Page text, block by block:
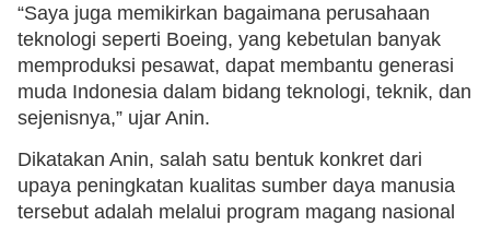
“Saya juga memikirkan bagaimana perusahaan
teknologi seperti Boeing, yang kebetulan banyak
memproduksi pesawat, dapat membantu generasi
muda Indonesia dalam bidang teknologi, teknik, dan
sejenisnya,” ujar Anin.
Dikatakan Anin, salah satu bentuk konkret dari
upaya peningkatan kualitas sumber daya manusia
tersebut adalah melalui program magang nasional